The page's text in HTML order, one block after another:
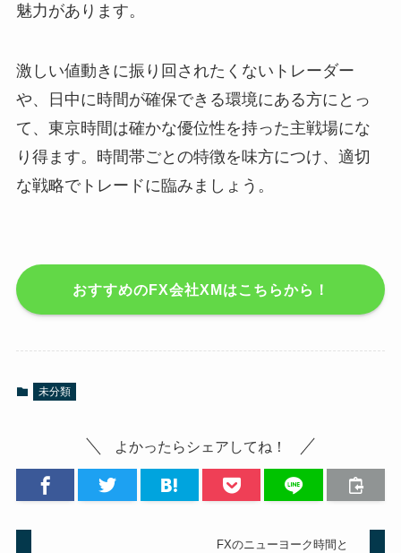
魅力があります。
激しい値動きに振り回されたくないトレーダー
や、日中に時間が確保できる環境にある方にとっ
て、東京時間は確かな優位性を持った主戦場にな
り得ます。時間帯ごとの特徴を味方につけ、適切
な戦略でトレードに臨みましょう。
おすすめのFX会社XMはこちらから！
未分類
よかったらシェアしてね！
FXのニューヨーク時間と